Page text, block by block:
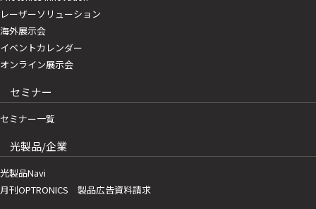
レーザーソリューション
海外展示会
イベントカレンダー
オンライン展示会
セミナー
セミナー一覧
光製品/企業
光製品Navi
月刊OPTRONICS 製品広告資料請求